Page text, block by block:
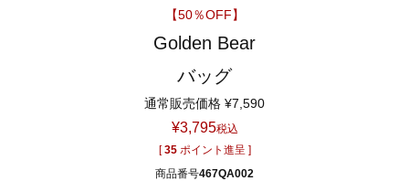
【50％OFF】
Golden Bear
バッグ
通常販売価格 ¥7,590
¥3,795税込
[ 35 ポイント進呈 ]
商品番号467QA002